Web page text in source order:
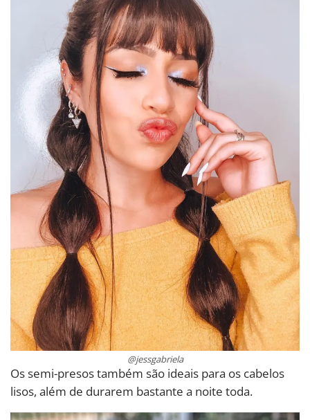
@jessgabriela
Os semi-presos também são ideais para os cabelos
lisos, além de durarem bastante a noite toda.